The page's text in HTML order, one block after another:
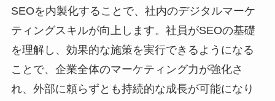
SEOを内製化することで、社内のデジタルマーケ
ティングスキルが向上します。社員がSEOの基礎
を理解し、効果的な施策を実行できるようになる
ことで、企業全体のマーケティング力が強化さ
れ、外部に頼らずとも持続的な成長が可能になり